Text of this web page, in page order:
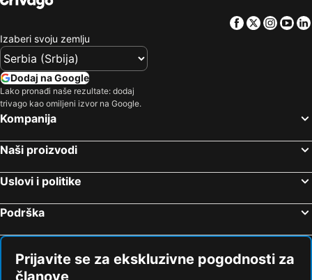
Facebook
Twitter
Izaberi svoju zemlju
Dodaj na Google
Lako pronađi naše rezultate: dodaj
trivago kao omiljeni izvor na Google.
Kompanija
Naši proizvodi
Uslovi i politike
Podrška
Prijavite se za ekskluzivne pogodnosti za
članove